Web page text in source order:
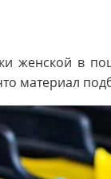
женской в
материал